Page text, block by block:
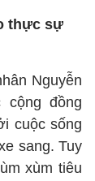
thực sự
Nguyễn
đồng
cuộc sống
sang. Tuy
xùm tiêu